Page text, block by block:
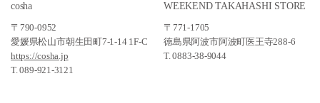
cosha
〒790-0952
愛媛県松山市朝生田町7-1-14 1F-C
https://cosha.jp
T. 089-921-3121
WEEKEND TAKAHASHI STORE
〒771-1705
徳島県阿波市阿波町医王寺288-6
T. 0883-38-9044